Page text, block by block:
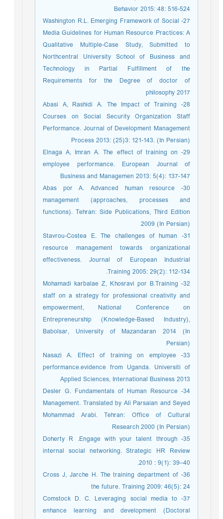
Behavior 2015: 48: 516-524
27- Washington R.L. Emerging Framework of Social
Media Guidelines for Human Resource Practices: A
Qualitative Multiple-Case Study, Submitted to
Northcentral University School of Business and
Technology in Partial Fulfillment of the
Requirements for the Degree of doctor of
philosophy 2017
28- Abasi A, Rashidi A. The Impact of Training
Courses on Social Security Organization Staff
Performance. Journal of Development Management
Process 2013: (25)3: 121-143. (In Persian)
29- Elnaga A, Imran A. The effect of training on
employee performance. European Journal of
Business and Managemen 2013: 5(4): 137-147
30- Abas por A. Advanced human resource
management (approaches, processes and
functions). Tehran: Side Publications, Third Edition
2009 (In Persian)
31- Stavrou-Costea E. The challenges of human
resource management towards organizational
effectiveness. Journal of European Industrial
Training 2005: 29(2): 112-134.
32- Mohamadi karbalae Z, Khosravi por B.Training
staff on a strategy for professional creativity and
empowerment, National Conference on
Entrepreneurship (Knowledge-Based Industry),
Babolsar, University of Mazandaran 2014 (In
Persian)
33- Nasazi A. Effect of training on employee
performance.evidence from Uganda. Universiti of
Applied Sciences, International Business 2013
34- Desler G. Fundamentals of Human Resource
Management. Translated by Ali Parsaian and Seyed
Mohammad Arabi. Tehran: Office of Cultural
Research 2000 (In Persian)
35- Doherty R .Engage with your talent through
internal social networking. Strategic HR Review
2010 : 9(1): 39–40.
36- Cross J, Jarche H. The training department of
the future. Training 2009: 46(5): 24
37- Comstock D. C. Leveraging social media to
enhance learning and development (Doctoral